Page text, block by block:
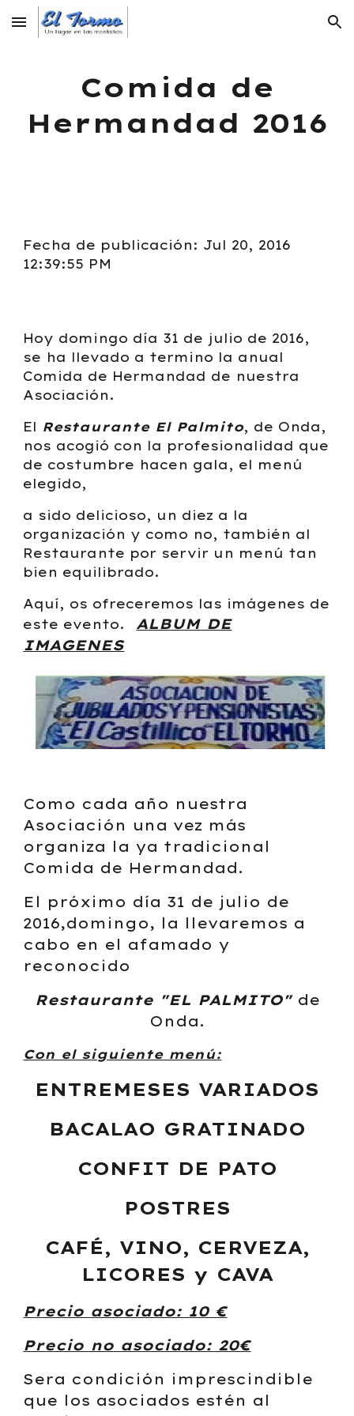
Skip to main content Skip to navigation
Comida de
Hermandad 2016
Fecha de publicación: Jul 20, 2016
12:39:55 PM
Hoy domingo día 31 de julio de 2016,
se ha llevado a termino la anual
Comida de Hermandad de nuestra
Asociación.
El Restaurante El Palmito, de Onda,
nos acogió con la profesionalidad que
de costumbre hacen gala, el menú
elegido,
a sido delicioso, un diez a la
organización y como no, también al
Restaurante por servir un menú tan
bien equilibrado.
Aquí, os ofreceremos las imágenes de
este evento.
ALBUM DE
IMAGENES
Como cada año nuestra
Asociación una vez más
organiza la ya tradicional
Comida de Hermandad.
El próximo día 31 de julio de
2016,domingo, la llevaremos a
cabo en el afamado y
reconocido
Restaurante "EL PALMITO"de
Onda.
Con el siguiente menú:
ENTREMESES VARIADOS
BACALAO GRATINADO
CONFIT DE PATO
POSTRES
CAFÉ, VINO, CERVEZA,
LICORES y CAVA
Precio asociado: 10 €
Precio no asociado: 20€
Sera condición imprescindible
que los asociados estén al